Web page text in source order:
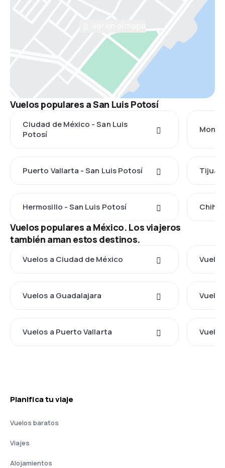
Vuelos populares a San Luis Potosí
Ciudad de México - San Luis
Potosí
Puerto Vallarta - San Luis Potosí
Hermosillo - San Luis Potosí
Vuelos populares a México. Los viajeros
también aman estos destinos.
Vuelos a Ciudad de México
Vuelos a Guadalajara
Vuelos a Puerto Vallarta
Planifica tu viaje
Vuelos baratos
Viajes
Alojamientos